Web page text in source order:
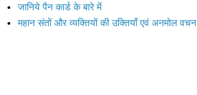
जानिये पैन कार्ड के बारे में
महान संतों और व्यक्तियों की उक्तियाँ एवं अनमोल वचन